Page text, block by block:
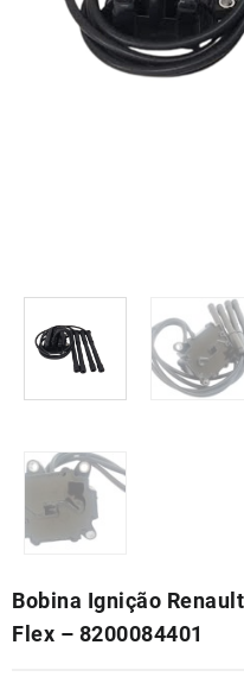
Bobina Ignição
Flex – 8200084401